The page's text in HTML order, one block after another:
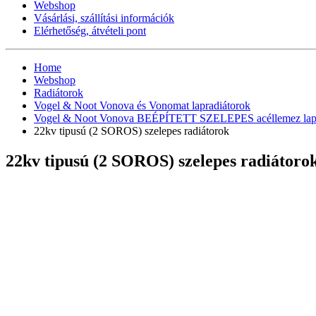
Webshop
Vásárlási, szállítási információk
Elérhetőség, átvételi pont
Home
Webshop
Radiátorok
Vogel & Noot Vonova és Vonomat lapradiátorok
Vogel & Noot Vonova BEÉPÍTETT SZELEPES acéllemez
22kv tipusú (2 SOROS) szelepes radiátorok
22kv tipusú (2 SOROS) szelepes